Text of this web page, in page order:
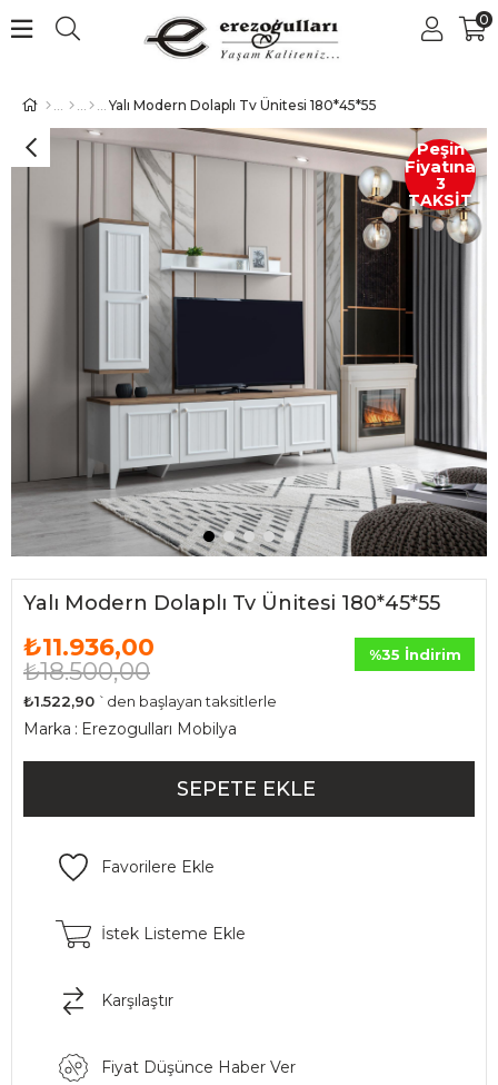
0
Yalı Modern Dolaplı Tv Ünitesi 180*45*55
Yalı Modern Dolaplı Tv Ünitesi 180*45*55
₺18.500,00
₺11.936,00
₺1.522,90 `den başlayan taksitlerle
%35 İndirim
Marka : Erezogulları Mobilya
Favorilere Ekle
İstek Listeme Ekle
Karşılaştır
Fiyat Düşünce Haber Ver
Peşin
Fiyatına
3
TAKSİT